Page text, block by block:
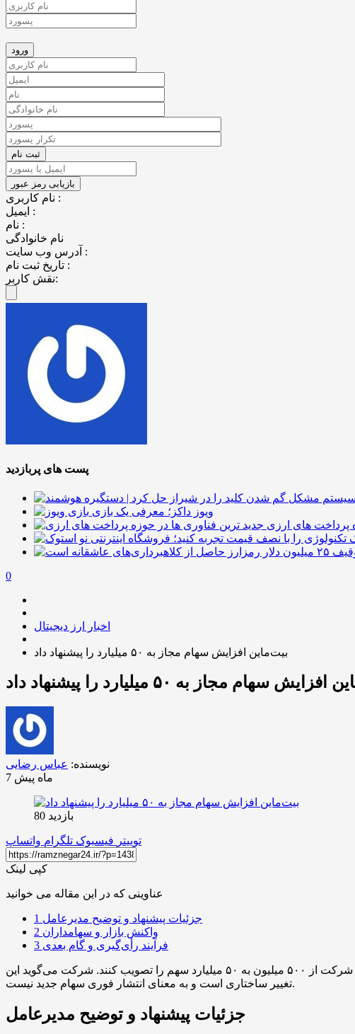
نام کاربری :
ایمیل :
نام :
نام خانوادگی
آدرس وب سایت :
تاریخ ثبت نام :
نقش کاربر:
پست های پربازدید
ویوز داکز؛ معرفی یک بازی
پرداخت های ارزی
0
اخبار ارز دیجیتال
بیت‌ماین افزایش سهام مجاز به ۵۰ میلیارد را پیشنهاد داد
سهام مجاز به ۵۰ میلیارد را پیشنهاد داد
نویسنده: عباس رضایی
7 ماه پیش
بازدید 80
توییتر فیسبوک تلگرام واتساپ
کپی لینک
عناوینی که در این مقاله می خوانید
1 جزئیات پیشنهاد و توضیح مدیرعامل
2 واکنش بازار و سهامداران
3 فرآیند رأی‌گیری و گام بعدی
تام لی، مدیر عامل بیت‌ماین، در ویدئویی که در یوتیوب منتشر شد از سهام‌داران خواست تا طرح افزایش سقف سهام مجاز شرکت از ۵۰۰ میلیون به ۵۰ میلیارد سهم را تصویب کنند. شرکت می‌گوید این
تغییر ساختاری است و به معنای انتشار فوری سهام جدید نیست.
جزئیات پیشنهاد و توضیح مدیرعامل